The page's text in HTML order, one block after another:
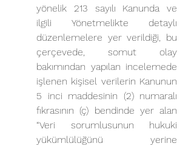
yönelik 213 sayılı Kanunda ve
ilgili Yönetmelikte detaylı
düzenlemelere yer verildiği, bu
çerçevede, somut olay
bakımından yapılan incelemede
işlenen kişisel verilerin Kanunun
5 inci maddesinin (2) numaralı
fıkrasının (ç) bendinde yer alan
“Veri sorumlusunun hukuki
yükümlülüğünü yerine